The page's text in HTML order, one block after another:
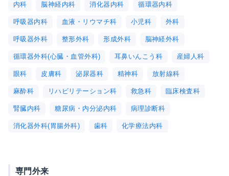
内科 脳神経内科 消化器内科 循環器内科
呼吸器内科 血液・リウマチ科 小児科 外科
呼吸器外科 整形外科 形成外科 脳神経外科
循環器外科(心臓・血管外科) 耳鼻いんこう科 産婦人科
眼科 皮膚科 泌尿器科 精神科 放射線科
麻酔科 リハビリテーション科 救急科 臨床検査科
腎臓内科 糖尿病・内分泌内科 病理診断科
消化器外科(胃腸外科) 歯科 化学療法内科
専門外来